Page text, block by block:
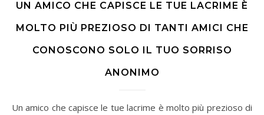
UN AMICO CHE CAPISCE LE TUE LACRIME È
MOLTO PIÙ PREZIOSO DI TANTI AMICI CHE
CONOSCONO SOLO IL TUO SORRISO
ANONIMO
Un amico che capisce le tue lacrime è molto più prezioso di